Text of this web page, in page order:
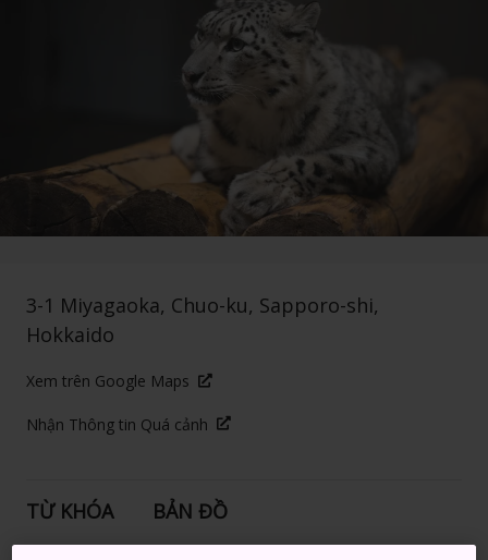
3-1 Miyagaoka, Chuo-ku, Sapporo-shi,
Hokkaido
Xem trên Google Maps
Nhận Thông tin Quá cảnh
TỪ KHÓA BẢN ĐỒ